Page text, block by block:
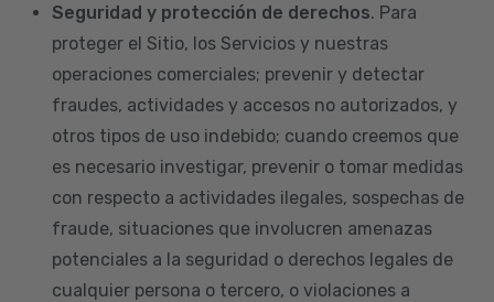
Seguridad y protección de derechos. Para
proteger el Sitio, los Servicios y nuestras
operaciones comerciales; prevenir y detectar
fraudes, actividades y accesos no autorizados, y
otros tipos de uso indebido; cuando creemos que
es necesario investigar, prevenir o tomar medidas
con respecto a actividades ilegales, sospechas de
fraude, situaciones que involucren amenazas
potenciales a la seguridad o derechos legales de
cualquier persona o tercero, o violaciones a